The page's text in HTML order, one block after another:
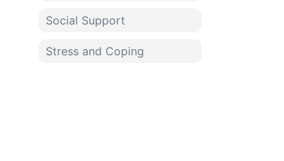
Social Support
Stress and Coping